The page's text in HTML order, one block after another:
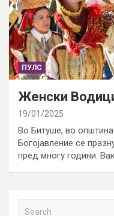
ПУЛС
Женски
19/01/2025
Во Битуше, во
Богојавление се
пред многу години.